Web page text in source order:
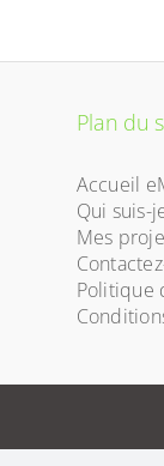
Plan du
Accueil
Qui suis-
Mes
Politique